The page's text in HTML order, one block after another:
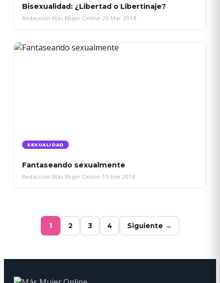
Bisexualidad: ¿Libertad o Libertinaje?
Redacción Más Mujer Online•20 Mar 2018
SEXUALIDAD
Fantaseando sexualmente
Redacción Más Mujer Online•15 Ene 2018
1 2 3 4 Siguiente →